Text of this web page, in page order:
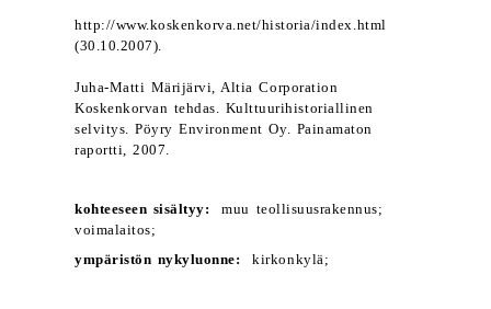
http://www.koskenkorva.net/historia/index.html
(30.10.2007).
Juha-Matti Märijärvi, Altia Corporation
Koskenkorvan tehdas. Kulttuurihistoriallinen
selvitys. Pöyry Environment Oy. Painamaton
raportti, 2007.
kohteeseen sisältyy: muu teollisuusrakennus;
voimalaitos;
ympäristön nykyluonne: kirkonkylä;